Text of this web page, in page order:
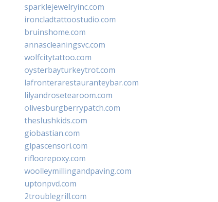
sparklejewelryinc.com
ironcladtattoostudio.com
bruinshome.com
annascleaningsvc.com
wolfcitytattoo.com
oysterbayturkeytrot.com
lafronterarestauranteybar.com
lilyandrosetearoom.com
olivesburgberrypatch.com
theslushkids.com
giobastian.com
glpascensori.com
rifloorepoxy.com
woolleymillingandpaving.com
uptonpvd.com
2troublegrill.com